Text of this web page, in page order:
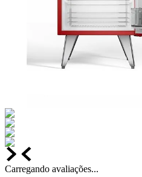
Carregando avaliações...